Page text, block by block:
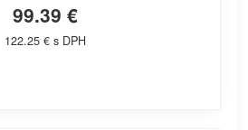
99.39 €
122.25 € s DPH